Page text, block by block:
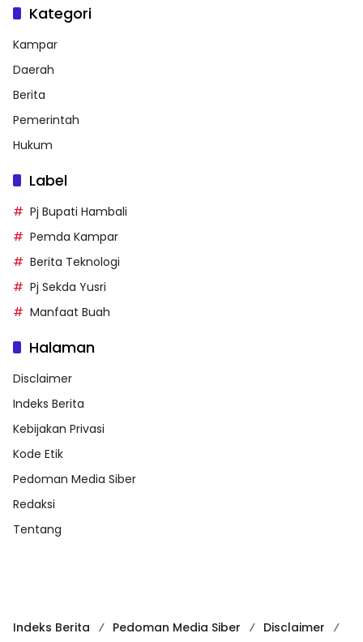
Kategori
Kampar
Daerah
Berita
Pemerintah
Hukum
Label
Pj Bupati Hambali
Pemda Kampar
Berita Teknologi
Pj Sekda Yusri
Manfaat Buah
Halaman
Disclaimer
Indeks Berita
Kebijakan Privasi
Kode Etik
Pedoman Media Siber
Redaksi
Tentang
Indeks Berita Pedoman Media Siber
Disclaimer